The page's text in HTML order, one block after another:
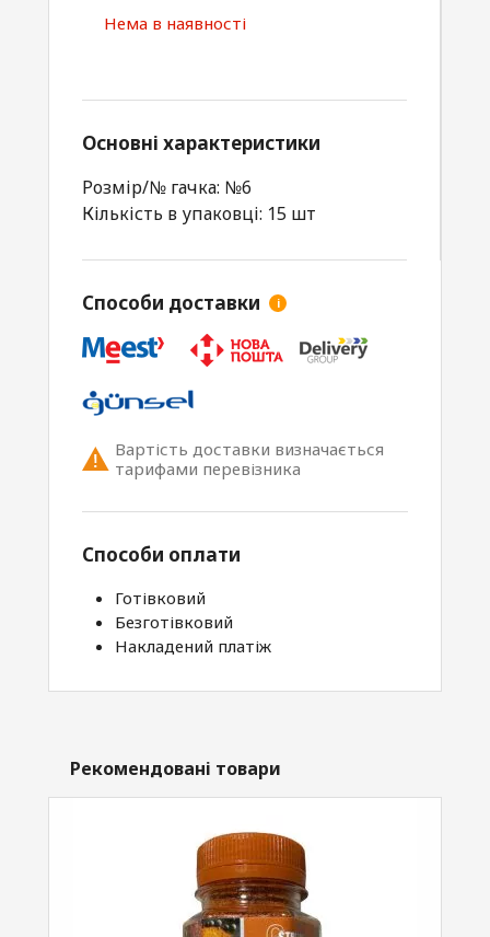
Нема в наявності
Основні характеристики
Розмір/№ гачка: №6
Кількість в упаковці: 15 шт
Способи доставки i
Вартість доставки визначається
тарифами перевізника
Способи оплати
Готівковий
Безготівковий
Накладений платіж
Рекомендовані товари